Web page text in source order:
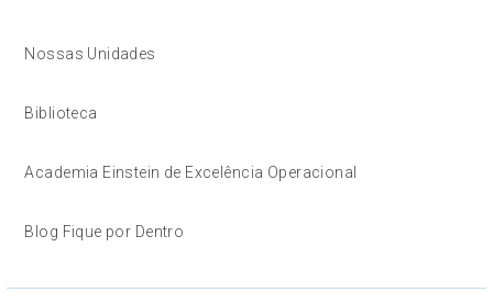
Nossas Unidades
Biblioteca
Academia Einstein de Excelência Operacional
Blog Fique por Dentro